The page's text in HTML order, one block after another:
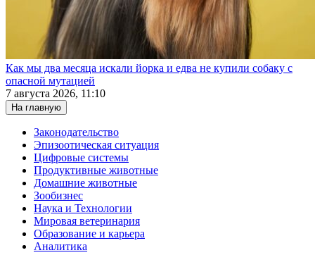
Как мы два месяца искали йорка и едва не купили собаку с
опасной мутацией
7 августа 2026, 11:10
На главную
Законодательство
Эпизоотическая ситуация
Цифровые системы
Продуктивные животные
Домашние животные
Зообизнес
Наука и Технологии
Мировая ветеринария
Образование и карьера
Аналитика